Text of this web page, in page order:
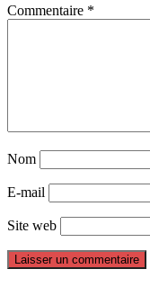
Commentaire *
Nom
E-mail
Site web